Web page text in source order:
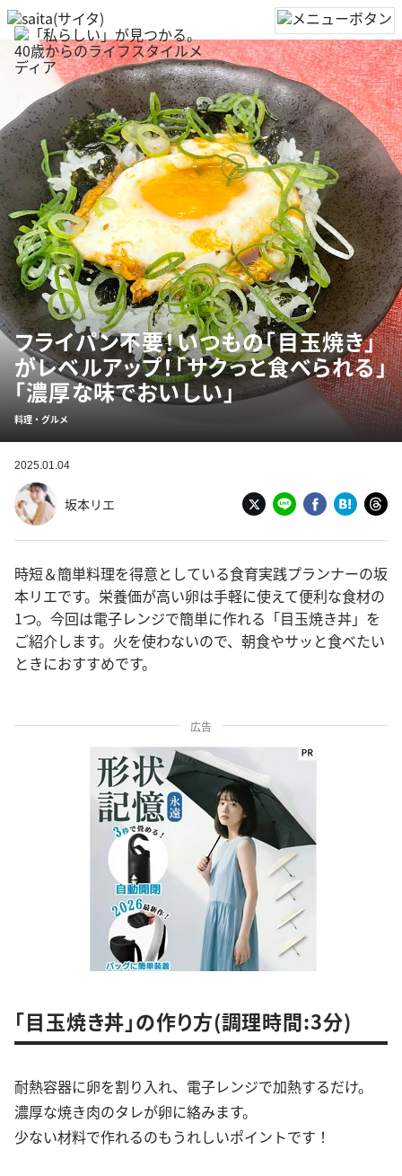
フライパン不要！いつもの「目玉焼き」
がレベルアップ！「サクっと食べられる」
「濃厚な味でおいしい」
料理・グルメ
2025.01.04
坂本リエ
時短＆簡単料理を得意としている食育実践プランナーの坂
本リエです。栄養価が高い卵は手軽に使えて便利な食材の
1つ。今回は電子レンジで簡単に作れる「目玉焼き丼」を
ご紹介します。火を使わないので、朝食やサッと食べたい
ときにおすすめです。
広告
「目玉焼き丼」の作り方(調理時間:3分)
耐熱容器に卵を割り入れ、電子レンジで加熱するだけ。
濃厚な焼き肉のタレが卵に絡みます。
少ない材料で作れるのもうれしいポイントです！